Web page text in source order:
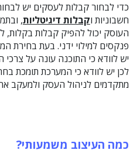
כדי לבחור קבלות לעסקים יש
חשבוניות וקבלות דיגיטליות,
העוסק יכול להפיק קבלות
פנקסים למילוי ידני. בעת בחירת
יש לוודא כי התוכנה עונה על
לכן יש לוודא כי המערכת תומכת
מתקדמים לניהול העסק ולמעקב
כמה העיצוב משמעותי?